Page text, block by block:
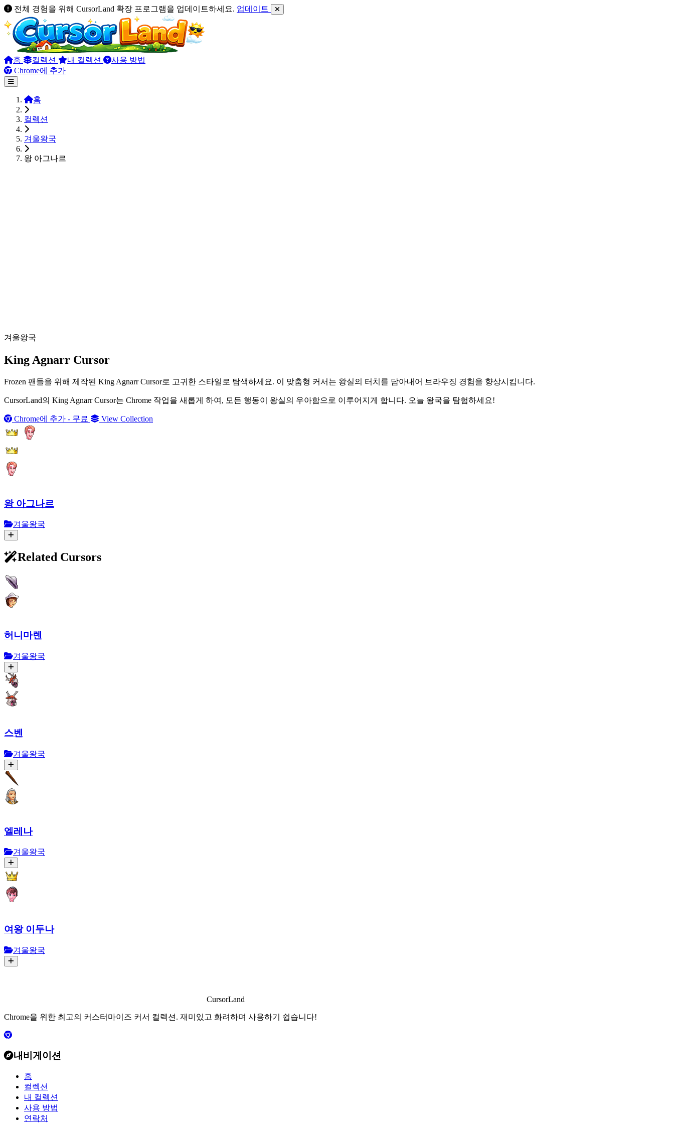
전체 경험을 위해 CursorLand 확장 프로그램을 업데이트하세요. 업데이트
홈 컬렉션 내 컬렉션
사용 방법
Chrome에 추가
홈
컬렉션
겨울왕국
왕 아그나르
겨울왕국
King Agnarr Cursor
Frozen 팬들을 위해 제작된 King Agnarr Cursor로 고귀한 스타일로 탐색하세요. 이 맞춤형 커서는 왕실의 터치를 담아내어 브라우징 경험을 향상시킵니다.
CursorLand의 King Agnarr Cursor는 Chrome 작업을 새롭게 하여, 모든 행동이 왕실의 우아함으로 이루어지게 합니다. 오늘 왕국을 탐험하세요!
Chrome에 추가 - 무료 View Collection
왕 아그나르
겨울왕국
Related Cursors
허니마렌
겨울왕국
스벤
겨울왕국
엘레나
겨울왕국
여왕 이두나
겨울왕국
CursorLand
Chrome을 위한 최고의 커스터마이즈 커서 컬렉션. 재미있고 화려하며 사용하기 쉽습니다!
내비게이션
홈
컬렉션
내 컬렉션
사용 방법
연락처